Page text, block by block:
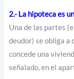
2.- La hipoteca es
Una de las partes
deudor) se obliga a
concede una
señalado, en el